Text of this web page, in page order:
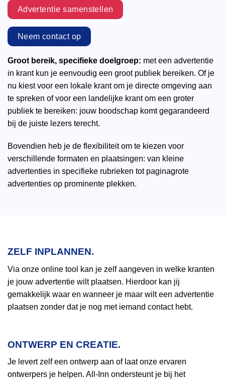
Advertentie samenstellen
Neem contact op
Groot bereik, specifieke doelgroep: met een advertentie
in krant kun je eenvoudig een groot publiek bereiken. Of je
nu kiest voor een lokale krant om je directe omgeving aan
te spreken of voor een landelijke krant om een groter
publiek te bereiken: jouw boodschap komt gegarandeerd
bij de juiste lezers terecht.
Bovendien heb je de flexibiliteit om te kiezen voor
verschillende formaten en plaatsingen: van kleine
advertenties in specifieke rubrieken tot paginagrote
advertenties op prominente plekken.
ZELF INPLANNEN.
Via onze online tool kan je zelf aangeven in welke kranten
je jouw advertentie wilt plaatsen. Hierdoor kan jij
gemakkelijk waar en wanneer je maar wilt een advertentie
plaatsen zonder dat je nog met iemand contact hebt.
ONTWERP EN CREATIE.
Je levert zelf een ontwerp aan of laat onze ervaren
ontwerpers je helpen. All-Inn ondersteunt je bij het